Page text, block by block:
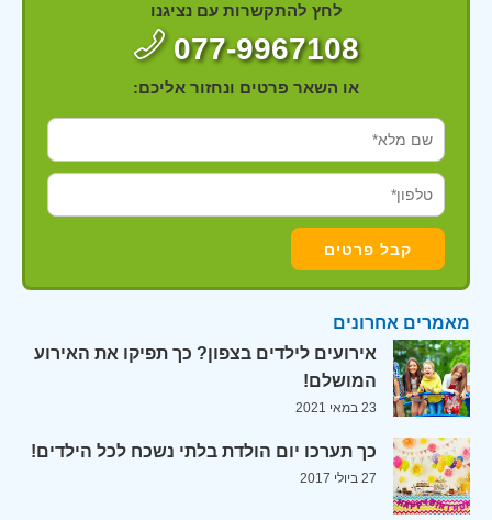
לחץ להתקשרות עם נציגנו
077-9967108
או השאר פרטים ונחזור אליכם:
מאמרים אחרונים
אירועים לילדים בצפון? כך תפיקו את האירוע
המושלם!
23 במאי 2021
כך תערכו יום הולדת בלתי נשכח לכל הילדים!
27 ביולי 2017